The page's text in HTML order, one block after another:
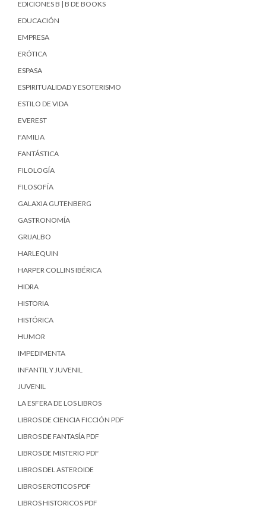
EDICIONES B | B DE BOOKS
EDUCACIÓN
EMPRESA
ERÓTICA
ESPASA
ESPIRITUALIDAD Y ESOTERISMO
ESTILO DE VIDA
EVEREST
FAMILIA
FANTÁSTICA
FILOLOGÍA
FILOSOFÍA
GALAXIA GUTENBERG
GASTRONOMÍA
GRIJALBO
HARLEQUIN
HARPER COLLINS IBÉRICA
HIDRA
HISTORIA
HISTÓRICA
HUMOR
IMPEDIMENTA
INFANTIL Y JUVENIL
JUVENIL
LA ESFERA DE LOS LIBROS
LIBROS DE CIENCIA FICCIÓN PDF
LIBROS DE FANTASÍA PDF
LIBROS DE MISTERIO PDF
LIBROS DEL ASTEROIDE
LIBROS EROTICOS PDF
LIBROS HISTORICOS PDF